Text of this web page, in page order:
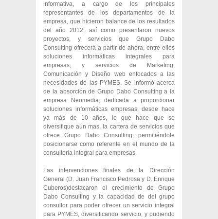
informativa, a cargo de los principales
representantes de los departamentos de la
empresa, que hicieron balance de los resultados
del año 2012, así como presentaron nuevos
proyectos, y servicios que Grupo Dabo
Consulting ofrecerá a partir de ahora, entre ellos
soluciones informáticas integrales para
empresas, y servicios de Marketing,
Comunicación y Diseño web enfocados a las
necesidades de las PYMES. Se informó acerca
de la absorción de Grupo Dabo Consulting a la
empresa Neomedia, dedicada a proporcionar
soluciones informáticas empresas, desde hace
ya más de 10 años, lo que hace que se
diversifique aún mas, la cartera de servicios que
ofrece Grupo Dabo Consulting, permitiéndole
posicionarse como referente en el mundo de la
consultoría integral para empresas.
Las intervenciones finales de la Dirección
General (D. Juan Francisco Pedrosa y D. Enrique
Cuberos)destacaron el crecimiento de Grupo
Dabo Consulting y la capacidad de del grupo
consultor para poder ofrecer un servicio integral
para PYMES, diversificando servicio, y pudiendo